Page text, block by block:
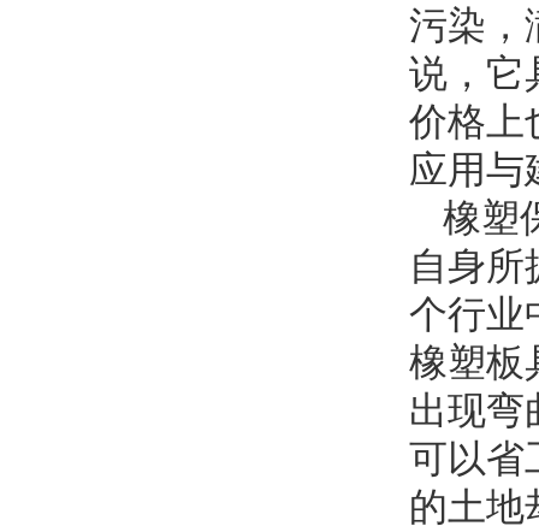
污染，
说，它
价格上
应用与
橡塑
自身
个行业
橡塑板
出现弯
可以省
的土地